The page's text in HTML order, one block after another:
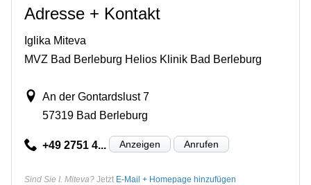
Adresse + Kontakt
Iglika Miteva
MVZ Bad Berleburg Helios Klinik Bad Berleburg
An der Gontardslust 7
57319 Bad Berleburg
+49 2751 4... Anzeigen Anrufen
Sind Sie I. Miteva? Jetzt E-Mail + Homepage hinzufügen